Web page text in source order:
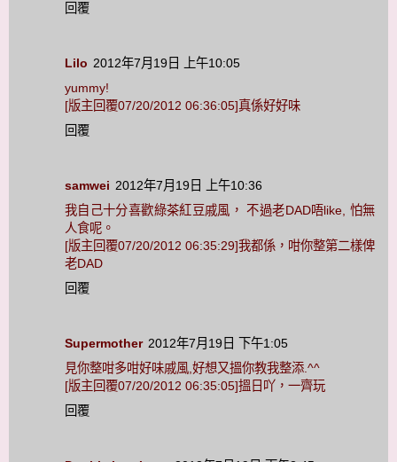
回覆
Lilo 2012年7月19日 上午10:05
yummy!
[版主回覆07/20/2012 06:36:05]真係好好味
回覆
samwei 2012年7月19日 上午10:36
我自己十分喜歡綠茶紅豆戚風， 不過老DAD唔like, 怕無
人食呢。
[版主回覆07/20/2012 06:35:29]我都係，咁你整第二樣俾
老DAD
回覆
Supermother 2012年7月19日 下午1:05
見你整咁多咁好味戚風,好想又搵你教我整添.^^
[版主回覆07/20/2012 06:35:05]搵日吖，一齊玩
回覆